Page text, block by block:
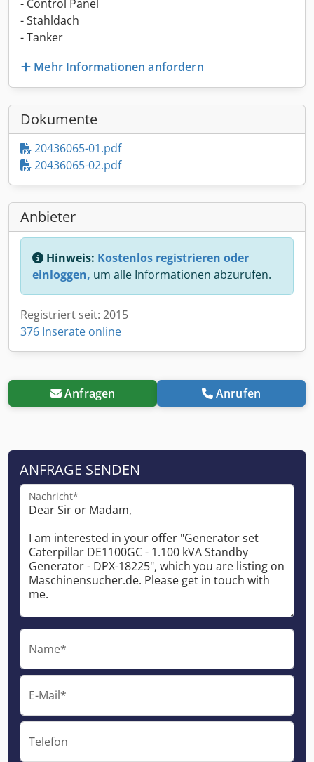
- Control Panel
- Stahldach
- Tanker
Mehr Informationen anfordern
Dokumente
20436065-01.pdf
20436065-02.pdf
Anbieter
Hinweis: Kostenlos registrieren oder
einloggen, um alle Informationen abzurufen.
Registriert seit: 2015
376 Inserate online
Anfragen Anrufen
ANFRAGE SENDEN
Nachricht*
Name*
E-Mail*
Telefon